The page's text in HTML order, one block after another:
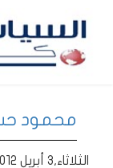
محمود
الثلاثاء,3 أبريل 2012 - 08:15 ص